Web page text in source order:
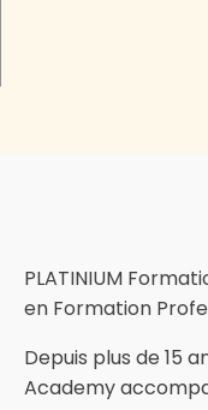
PLATINIUM
en Formation
Depuis plus de 15
Academy